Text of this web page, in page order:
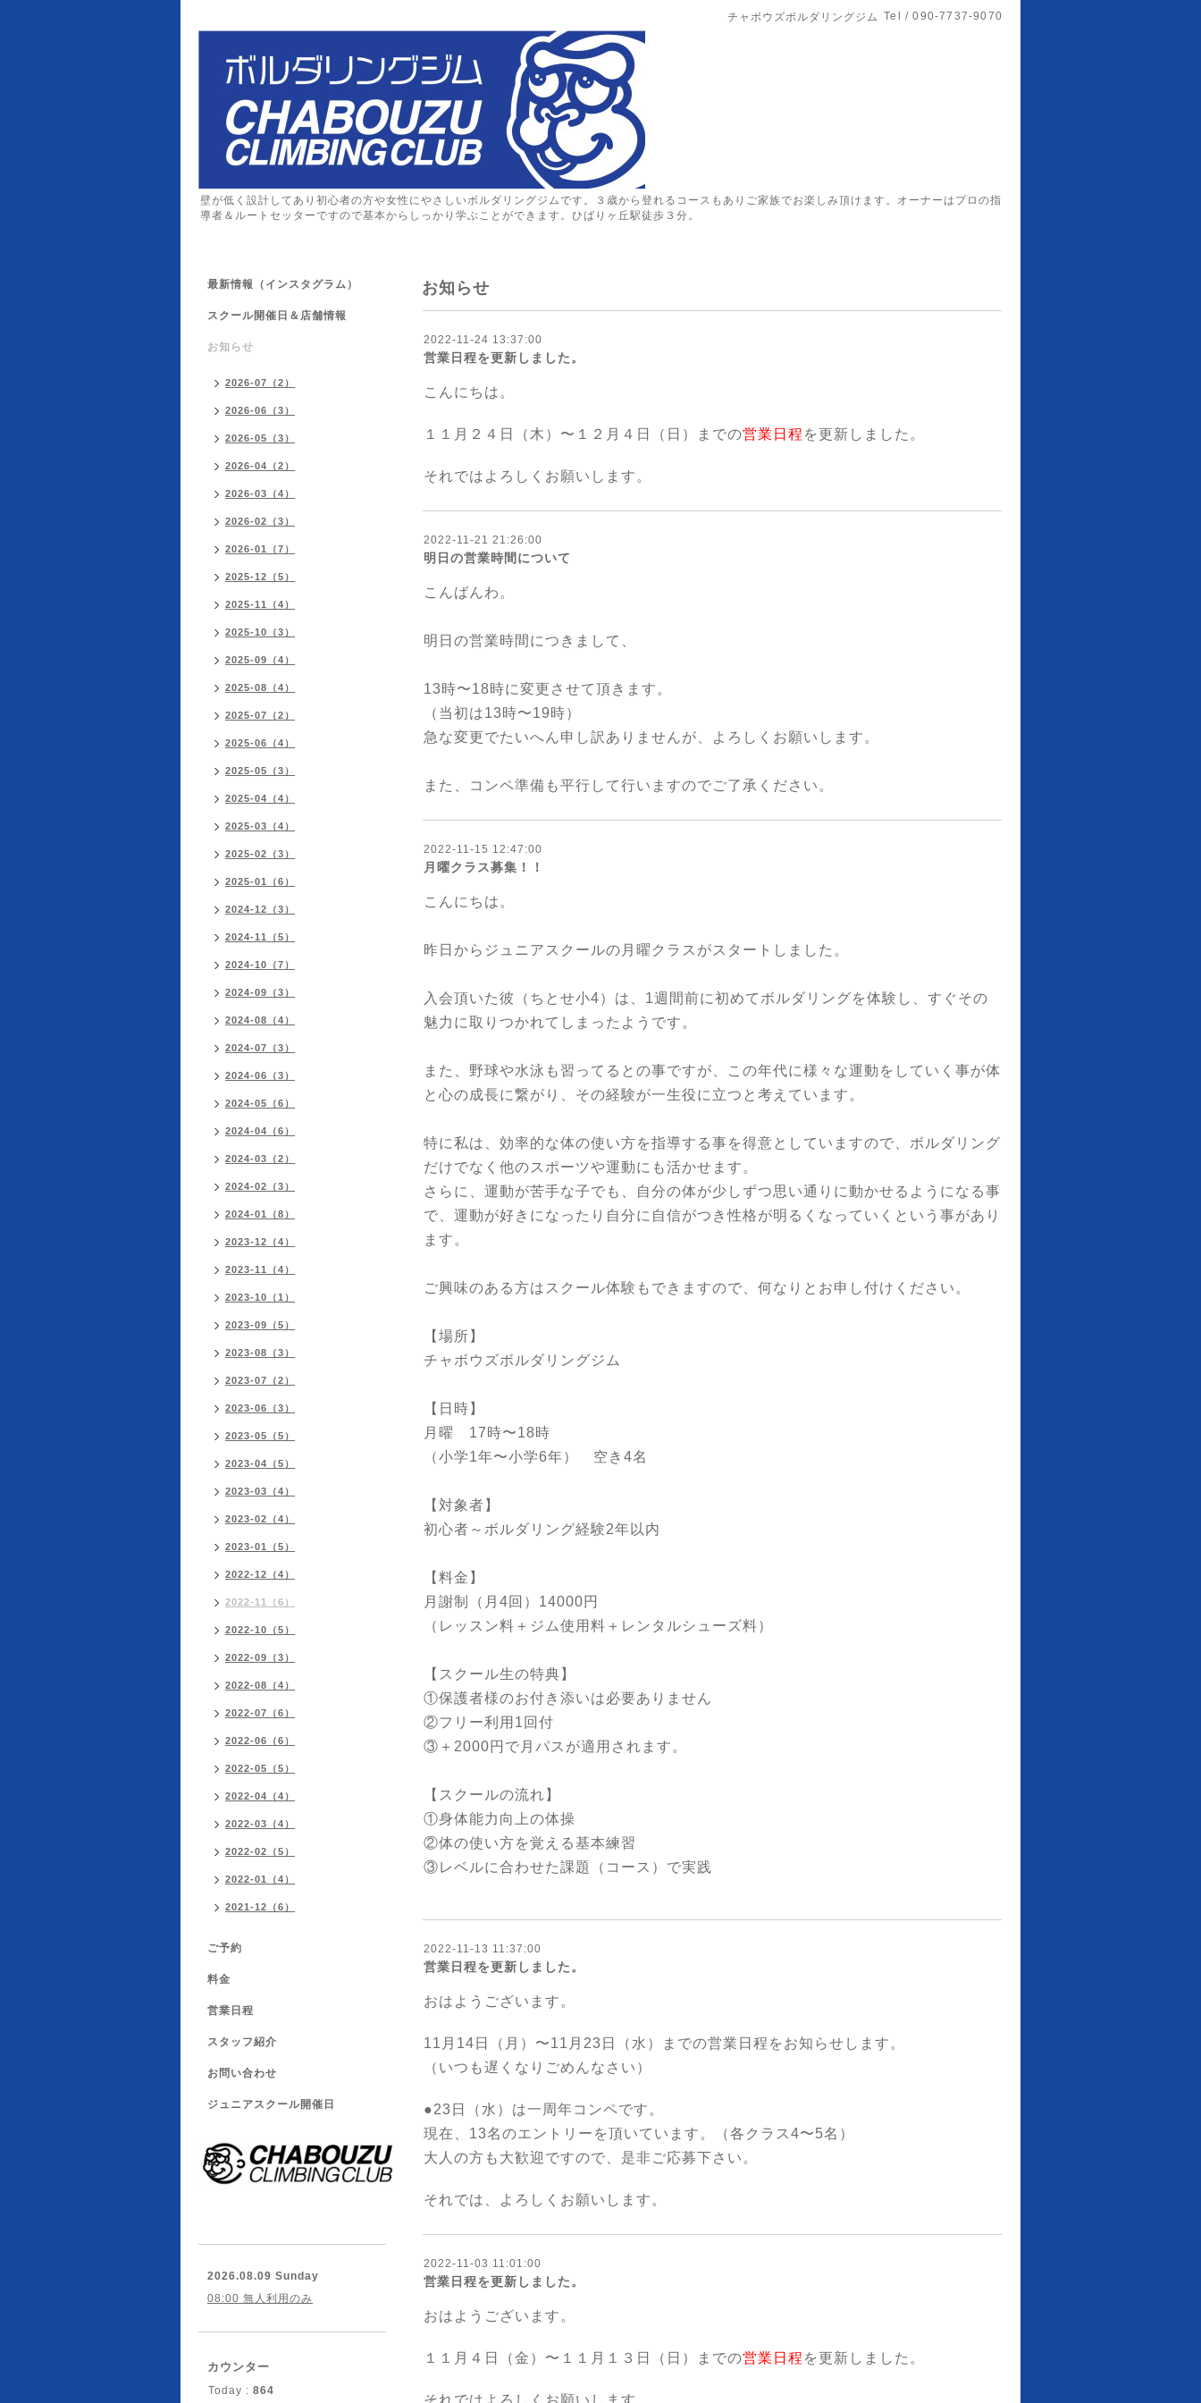
チャボウズボルダリングジム Tel / 090-7737-9070
壁が低く設計してあり初心者の方や女性にやさしいボルダリングジムです。３歳から登れるコースもありご家族でお楽しみ頂けます。オーナーはプロの指
導者＆ルートセッターですので基本からしっかり学ぶことができます。ひばりヶ丘駅徒歩３分。
お知らせ
2022-11-24 13:37:00
営業日程を更新しました。
こんにちは。
１１月２４日（木）〜１２月４日（日）までの営業日程 を更新しました。
それではよろしくお願いします。
2022-11-21 21:26:00
明日の営業時間について
こんばんわ。
明日の営業時間につきまして、
13時〜18時に変更させて頂きます。
（当初は13時〜19時）
急な変更でたいへん申し訳ありませんが、よろしくお願いします。
また、コンペ準備も平行して行いますのでご了承ください。
2022-11-15 12:47:00
月曜クラス募集！！
こんにちは。
昨日からジュニアスクールの月曜クラスがスタートしました。
入会頂いた彼（ちとせ小4）は、1週間前に初めてボルダリングを体験し、すぐその
魅力に取りつかれてしまったようです。
また、野球や水泳も習ってるとの事ですが、この年代に様々な運動をしていく事が体
と心の成長に繋がり、その経験が一生役に立つと考えています。
特に私は、効率的な体の使い方を指導する事を得意としていますので、ボルダリング
だけでなく他のスポーツや運動にも活かせます。
さらに、運動が苦手な子でも、自分の体が少しずつ思い通りに動かせるようになる事
で、運動が好きになったり自分に自信がつき性格が明るくなっていくという事があり
ます。
ご興味のある方はスクール体験もできますので、何なりとお申し付けください。
【場所】
チャボウズボルダリングジム
【日時】
月曜 17時〜18時
（小学1年〜小学6年） 空き4名
【対象者】
初心者～ボルダリング経験2年以内
【料金】
月謝制（月4回）14000円
（レッスン料＋ジム使用料＋レンタルシューズ料）
【スクール生の特典】
①保護者様のお付き添いは必要ありません
②フリー利用1回付
③＋2000円で月パスが適用されます。
【スクールの流れ】
①身体能力向上の体操
②体の使い方を覚える基本練習
③レベルに合わせた課題（コース）で実践
2022-11-13 11:37:00
営業日程を更新しました。
おはようございます。
11月14日（月）〜11月23日（水）までの営業日程をお知らせします。
（いつも遅くなりごめんなさい）
●23日（水）は一周年コンペです。
現在、13名のエントリーを頂いています。（各クラス4〜5名）
大人の方も大歓迎ですので、是非ご応募下さい。
それでは、よろしくお願いします。
2022-11-03 11:01:00
営業日程を更新しました。
おはようございます。
１１月４日（金）〜１１月１３日（日）までの営業日程 を更新しました。
それではよろしくお願いします。
最新情報（インスタグラム）
スクール開催日＆店舗情報
お知らせ
2026-07（2）
2026-06（3）
2026-05（3）
2026-04（2）
2026-03（4）
2026-02（3）
2026-01（7）
2025-12（5）
2025-11（4）
2025-10（3）
2025-09（4）
2025-08（4）
2025-07（2）
2025-06（4）
2025-05（3）
2025-04（4）
2025-03（4）
2025-02（3）
2025-01（6）
2024-12（3）
2024-11（5）
2024-10（7）
2024-09（3）
2024-08（4）
2024-07（3）
2024-06（3）
2024-05（6）
2024-04（6）
2024-03（2）
2024-02（3）
2024-01（8）
2023-12（4）
2023-11（4）
2023-10（1）
2023-09（5）
2023-08（3）
2023-07（2）
2023-06（3）
2023-05（5）
2023-04（5）
2023-03（4）
2023-02（4）
2023-01（5）
2022-12（4）
2022-11（6）
2022-10（5）
2022-09（3）
2022-08（4）
2022-07（6）
2022-06（6）
2022-05（5）
2022-04（4）
2022-03（4）
2022-02（5）
2022-01（4）
2021-12（6）
ご予約
料金
営業日程
スタッフ紹介
お問い合わせ
ジュニアスクール開催日
2026.08.09 Sunday
08:00 無人利用のみ
カウンター
Today : 864